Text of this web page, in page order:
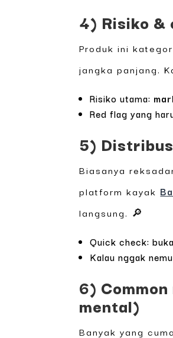
4) Risiko &
Produk ini
jangka panjang.
Risiko utama:
Red flag yang
5)
Biasanya
platform kayak
langsung. 🔎
Quick check:
Kalau nggak
6)
mental)
Banyak yang